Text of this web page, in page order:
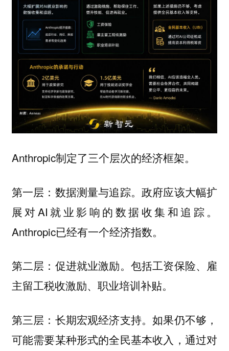
Anthropic制定了三个层次的经济框架。
第一层：数据测量与追踪。政府应该大幅扩
展对AI就业影响的数据收集和追踪。
Anthropic已经有一个经济指数。
第二层：促进就业激励。包括工资保险、雇
主留工税收激励、职业培训补贴。
第三层：长期宏观经济支持。如果仍不够，
可能需要某种形式的全民基本收入，通过对